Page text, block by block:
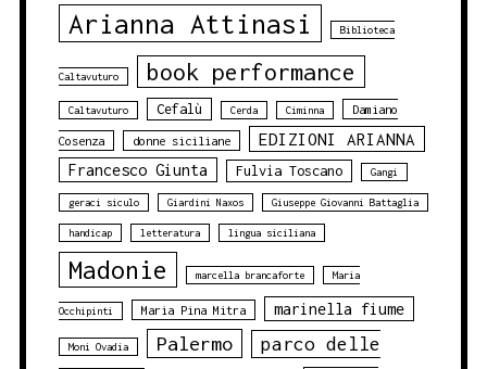
Arianna Attinasi Biblioteca
Caltavuturo book performance
Caltavuturo Cefalù Cerda Ciminna Damiano
Cosenza donne siciliane EDIZIONI ARIANNA
Francesco Giunta Fulvia Toscano Gangi
geraci siculo Giardini Naxos Giuseppe Giovanni Battaglia
handicap letteratura lingua siciliana
Madonie marcella brancaforte Maria
Occhipinti Maria Pina Mitra marinella fiume
Moni Ovadia Palermo
parco delle